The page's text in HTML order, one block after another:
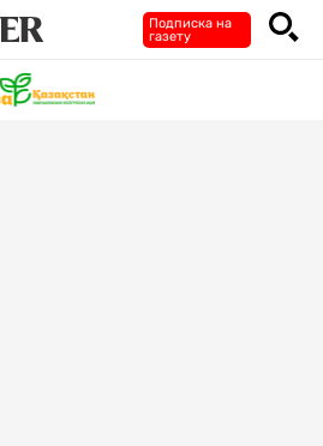
Подписка на
газету